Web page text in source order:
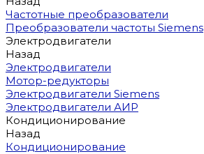
Частотные преобразователи
Преобразователи частоты Siemens
Электродвигатели
Назад
Электродвигатели
Мотор-редукторы
Электродвигатели Siemens
Электродвигатели АИР
Кондиционирование
Назад
Кондиционирование